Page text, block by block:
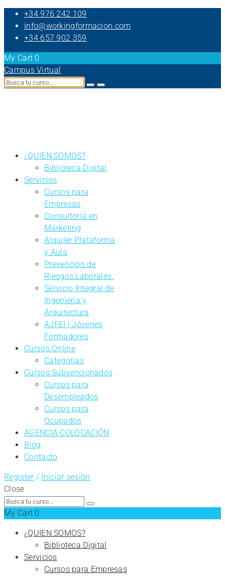
+34 976 242 109
info@workingformacion.com
+34 657 902 359
My Cart 0
Campus Virtual
¿QUIEN SOMOS?
Biblioteca Digital
Servicios
Cursos para
Empresas
Consultoría en
Marketing
Alquiler Plataforma
y Aula
Prevención de
Riesgos Laborales.
Servicio Integral de
Ingeniería y
Arquitectura
AJFEI | Jóvenes
Formadores
Cursos Online
Categorías
Cursos Subvencionados
Cursos para
Desempleados
Cursos para
Ocupados
AGENCIA COLOCACIÓN
Blog
Contacto
Register/ Iniciar sesión
Close
Search
for:
My Cart 0
¿QUIEN SOMOS?
Biblioteca Digital
Servicios
Cursos para Empresas